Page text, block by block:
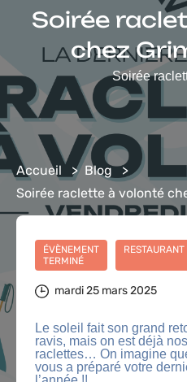
Soirée
chez
Soirée
Accueil > Blog
>
Soirée raclette à volonté
ÉVÈNEMENT
TERMINÉ
RESTAURANT
mardi 25 mars 2025
Le soleil fait son grand
ravis, mais on est déjà
raclettes… On imagine
vous a préparé votre